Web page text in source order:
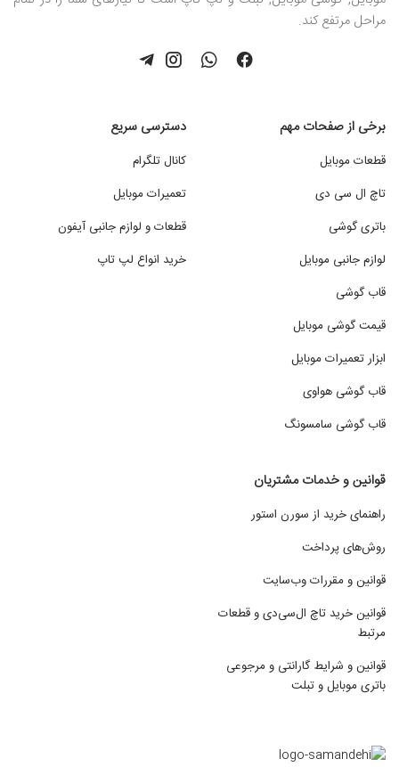
مراحل مرتفع کند.
برخی از صفحات مهم
قطعات موبایل
تاچ ال سی دی
باتری گوشی
لوازم جانبی موبایل
قاب گوشی
قیمت گوشی موبایل
ابزار تعمیرات موبایل
قاب گوشی هواوی
قاب گوشی سامسونگ
دسترسی سریع
کانال تلگرام
تعمیرات موبایل
قطعات و لوازم جانبی آیفون
خرید انواع لپ تاپ
قوانین و خدمات مشتریان
راهنمای خرید از سورن استور
روش‌های پرداخت
قوانین و مقررات وب‌سایت
قوانین خرید تاچ ال‌سی‌دی و قطعات
مرتبط
قوانین و شرایط گارانتی و مرجوعی
باتری موبایل و تبلت